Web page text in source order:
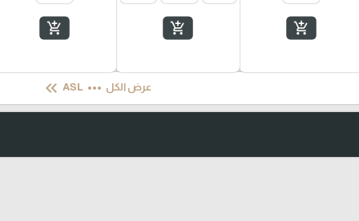
add_shopping_cart
add_shopping_cart
add_shopping_cart
عرض الكل more_horiz
keyboard_double_arrow_left